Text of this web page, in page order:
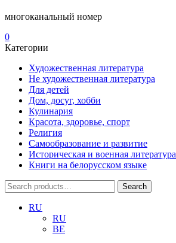
многоканальный номер
0
Категории
Художественная литература
Не художественная литература
Для детей
Дом, досуг, хобби
Кулинария
Красота, здоровье, спорт
Религия
Самообразование и развитие
Историческая и военная литература
Книги на белорусском языке
Search
for:
Search
RU
RU
BE